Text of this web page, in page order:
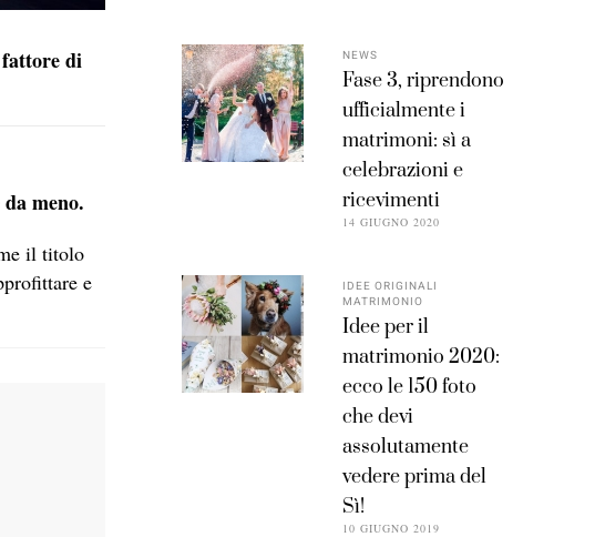
di
meno.
il titolo
e
NEWS
Fase 3, riprendono
ufficialmente i
matrimoni: sì a
celebrazioni e
ricevimenti
14 GIUGNO 2020
IDEE ORIGINALI
MATRIMONIO
Idee per il
matrimonio 2020:
ecco le 150 foto
che devi
assolutamente
vedere prima del
Sì!
10 GIUGNO 2019